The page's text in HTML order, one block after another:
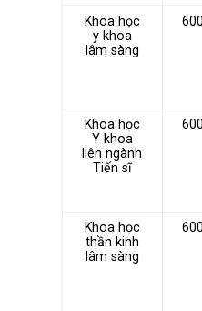
Khoa học
y khoa
lâm sàng
Khoa học
Y khoa
liên ngành
Tiến sĩ
Khoa học
thần kinh
lâm sàng